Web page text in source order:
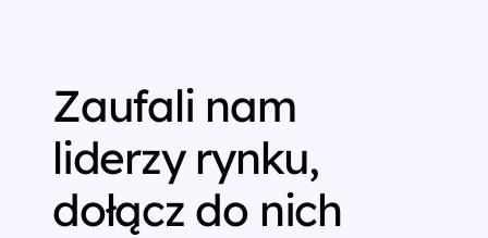
Zaufali nam
liderzy rynku,
dołącz do nich